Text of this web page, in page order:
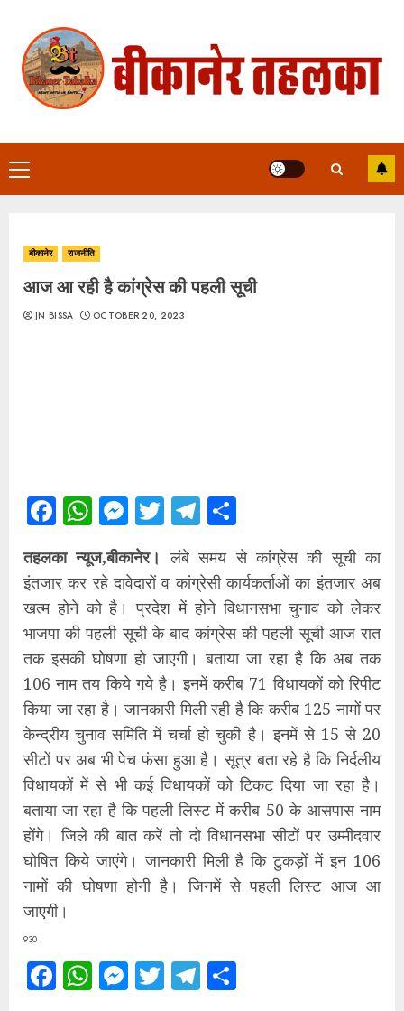
content
Primary
Menu
बीकानेर राजनीति
आज आ रही है कांग्रेस की पहली सूची
JN BISSA OCTOBER 20, 2023
Facebook
WhatsApp
Messenger
TwitterTelegram
तहलका न्यूज,बीकानेर। लंबे समय से कांग्रेस की सूची का
इंतजार कर रहे दावेदारों व कांग्रेसी कार्यकर्ताओं का इंतजार अब
खत्म होने को है। प्रदेश में होने विधानसभा चुनाव को लेकर
भाजपा की पहली सूची के बाद कांग्रेस की पहली सूची आज रात
तक इसकी घोषणा हो जाएगी। बताया जा रहा है कि अब तक
106 नाम तय किये गये है। इनमें करीब 71 विधायकों को रिपीट
किया जा रहा है। जानकारी मिली रही है कि करीब 125 नामों पर
केन्द्रीय चुनाव समिति में चर्चा हो चुकी है। इनमें से 15 से 20
सीटों पर अब भी पेच फंसा हुआ है। सूत्र बता रहे है कि निर्दलीय
विधायकों में से भी कई विधायकों को टिकट दिया जा रहा है।
बताया जा रहा है कि पहली लिस्ट में करीब 50 के आसपास नाम
होंगे। जिले की बात करें तो दो विधानसभा सीटों पर उम्मीदवार
घोषित किये जाएंगे। जानकारी मिली है कि टुकड़ों में इन 106
नामों की घोषणा होनी है। जिनमें से पहली लिस्ट आज आ
जाएगी।
930
Facebook
WhatsApp
Messenger
TwitterTelegram